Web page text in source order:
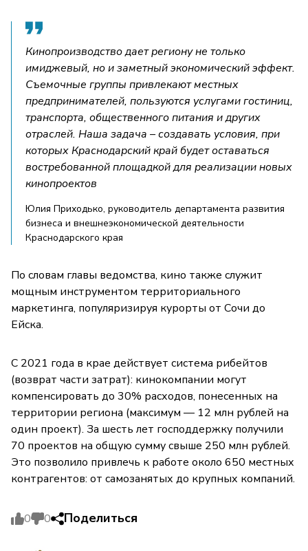
Кинопроизводство дает региону не только
имиджевый, но и заметный экономический эффект.
Съемочные группы привлекают местных
предпринимателей, пользуются услугами гостиниц,
транспорта, общественного питания и других
отраслей. Наша задача – создавать условия, при
которых Краснодарский край будет оставаться
востребованной площадкой для реализации новых
кинопроектов
Юлия Приходько, руководитель департамента развития
бизнеса и внешнеэкономической деятельности
Краснодарского края
По словам главы ведомства, кино также служит
мощным инструментом территориального
маркетинга, популяризируя курорты от Сочи до
Ейска.
С 2021 года в крае действует система рибейтов
(возврат части затрат): кинокомпании могут
компенсировать до 30% расходов, понесенных на
территории региона (максимум — 12 млн рублей на
один проект). За шесть лет господдержку получили
70 проектов на общую сумму свыше 250 млн рублей.
Это позволило привлечь к работе около 650 местных
контрагентов: от самозанятых до крупных компаний.
0 0 Поделиться